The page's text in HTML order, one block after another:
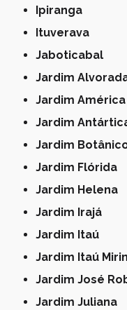
Ipiranga
Ituverava
Jaboticabal
Jardim
Jardim América
Jardim
Jardim
Jardim Flórida
Jardim Helena
Jardim Irajá
Jardim Itaú
Jardim Itaú
Jardim José
Jardim Juliana